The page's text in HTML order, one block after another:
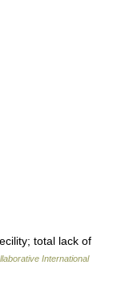
total lack of
International